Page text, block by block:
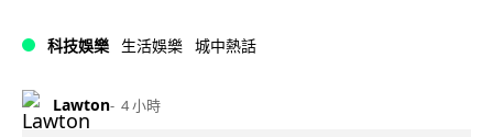
科技娛樂 生活娛樂 城中熱話
Lawton 4 小時